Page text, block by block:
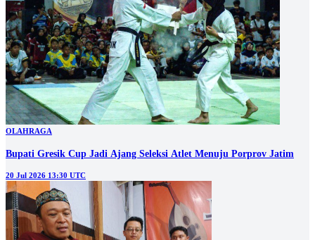
OLAHRAGA
Bupati Gresik Cup Jadi Ajang Seleksi Atlet Menuju Porprov Jatim
20 Jul 2026 13:30 UTC